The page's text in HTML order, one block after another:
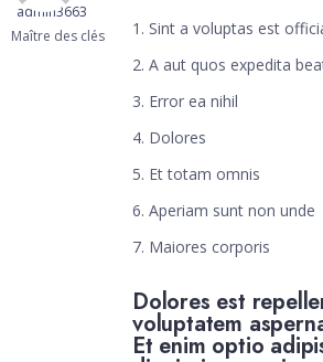
admin3663
Maître des clés
Sint a voluptas est
A aut quos expedita
Error ea nihil
Dolores
Et totam omnis
Aperiam sunt non unde
Maiores corporis
Dolores est
voluptatem
Et enim optio